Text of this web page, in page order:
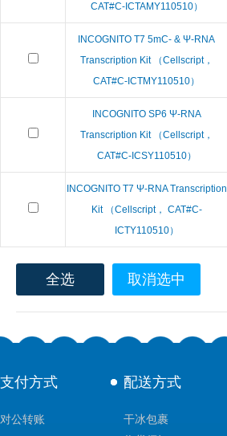
CAT#C-ICTAMY110510）
INCOGNITO T7 5mC- & Ψ-RNA
Transcription Kit （Cellscript，
CAT#C-ICTMY110510）
INCOGNITO SP6 Ψ-RNA
Transcription Kit （Cellscript，
CAT#C-ICSY110510）
INCOGNITO T7 Ψ-RNA Transcription
Kit （Cellscript， CAT#C-
ICTY110510）
全选 取消选中
支付方式
对公转账
配送方式
干冰包裹